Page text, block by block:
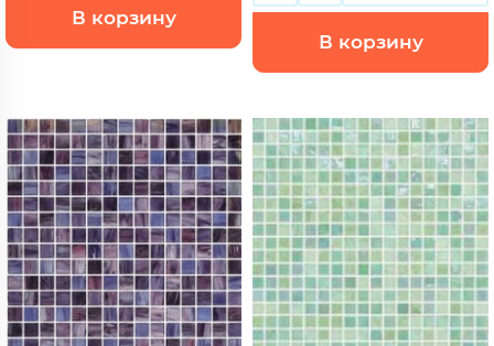
В корзину
В корзину